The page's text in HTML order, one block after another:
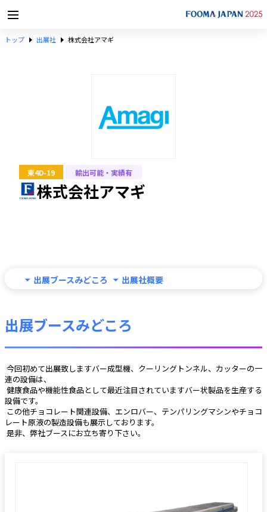
トップ 出展社 株式会社アマギ
東4D-19 輸出可能・実績有
株式会社アマギ
出展ブースみどころ 出展社概要
出展ブースみどころ
連の設備は、
設備です。
レート原液の製造設備も展示しております。
是非、弊社ブースにお立ち寄り下さい。